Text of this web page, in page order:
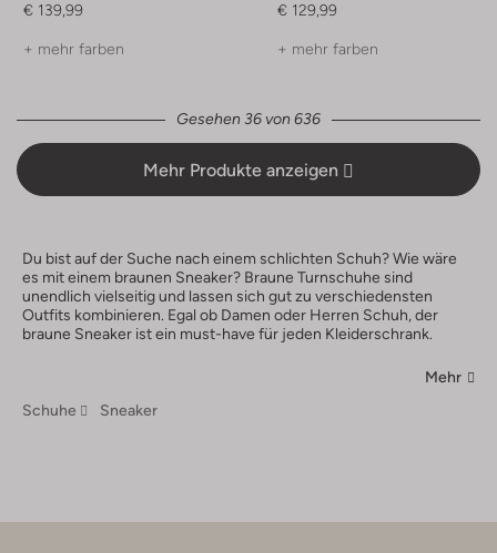
€ 139,99
+ mehr farben
€ 129,99
+ mehr farben
Gesehen 36 von 636
Mehr Produkte anzeigen
Du bist auf der Suche nach einem schlichten Schuh? Wie wäre
es mit einem braunen Sneaker? Braune Turnschuhe sind
unendlich vielseitig und lassen sich gut zu verschiedensten
Outfits kombinieren. Egal ob Damen oder Herren Schuh, der
braune Sneaker ist ein must-have für jeden Kleiderschrank.
Mehr
Schuhe
Sneaker